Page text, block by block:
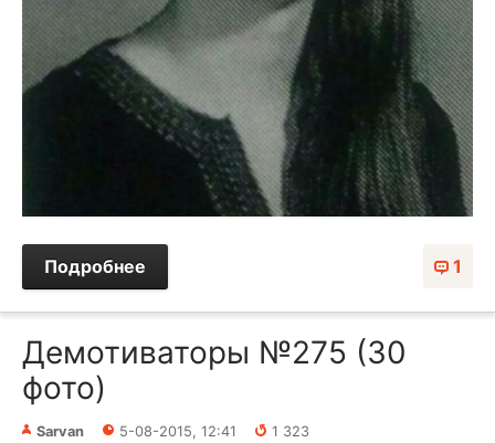
1
Подробнее
Демотиваторы №275 (30
фото)
Sarvan 5-08-2015, 12:41
1 323